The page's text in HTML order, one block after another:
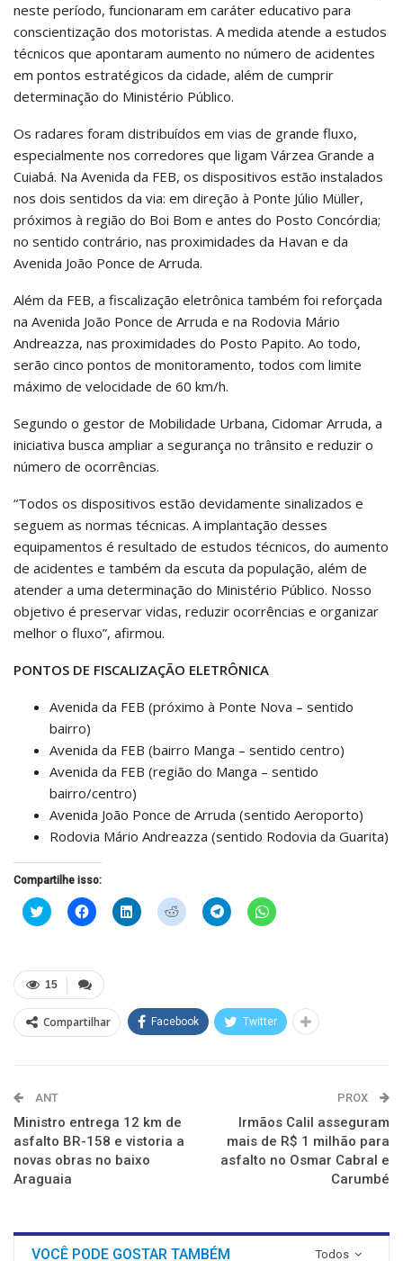
neste período, funcionaram em caráter educativo para
conscientização dos motoristas. A medida atende a estudos
técnicos que apontaram aumento no número de acidentes
em pontos estratégicos da cidade, além de cumprir
determinação do Ministério Público.
Os radares foram distribuídos em vias de grande fluxo,
especialmente nos corredores que ligam Várzea Grande a
Cuiabá. Na Avenida da FEB, os dispositivos estão instalados
nos dois sentidos da via: em direção à Ponte Júlio Müller,
próximos à região do Boi Bom e antes do Posto Concórdia;
no sentido contrário, nas proximidades da Havan e da
Avenida João Ponce de Arruda.
Além da FEB, a fiscalização eletrônica também foi reforçada
na Avenida João Ponce de Arruda e na Rodovia Mário
Andreazza, nas proximidades do Posto Papito. Ao todo,
serão cinco pontos de monitoramento, todos com limite
máximo de velocidade de 60 km/h.
Segundo o gestor de Mobilidade Urbana, Cidomar Arruda, a
iniciativa busca ampliar a segurança no trânsito e reduzir o
número de ocorrências.
“Todos os dispositivos estão devidamente sinalizados e
seguem as normas técnicas. A implantação desses
equipamentos é resultado de estudos técnicos, do aumento
de acidentes e também da escuta da população, além de
atender a uma determinação do Ministério Público. Nosso
objetivo é preservar vidas, reduzir ocorrências e organizar
melhor o fluxo”, afirmou.
PONTOS DE FISCALIZAÇÃO ELETRÔNICA
Avenida da FEB (próximo à Ponte Nova – sentido
bairro)
Avenida da FEB (bairro Manga – sentido centro)
Avenida da FEB (região do Manga – sentido
bairro/centro)
Avenida João Ponce de Arruda (sentido Aeroporto)
Rodovia Mário Andreazza (sentido Rodovia da Guarita)
Compartilhe isso:
Clique
para
em
nova
janela)
Clique
para
em
nova
janela)
Clique
para
Clique
para
Clique
para
Clique
para
15
Compartilhar Facebook Twitter
ANT
Ministro entrega 12 km de
asfalto BR-158 e vistoria a
novas obras no baixo
Araguaia
PROX
Irmãos Calil asseguram
mais de R$ 1 milhão para
asfalto no Osmar Cabral e
Carumbé
Todos
VOCÊ PODE GOSTAR TAMBÉM